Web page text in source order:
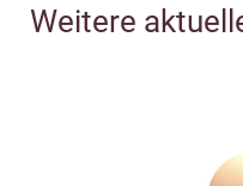
Weitere